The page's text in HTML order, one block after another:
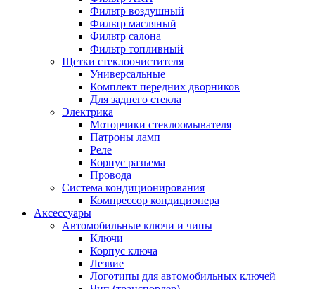
Фильтр воздушный
Фильтр масляный
Фильтр салона
Фильтр топливный
Щетки стеклоочистителя
Универсальные
Комплект передних дворников
Для заднего стекла
Электрика
Моторчики стеклоомывателя
Патроны ламп
Реле
Корпус разъема
Провода
Система кондиционирования
Компрессор кондиционера
Аксессуары
Автомобильные ключи и чипы
Ключи
Корпус ключа
Лезвие
Логотипы для автомобильных ключей